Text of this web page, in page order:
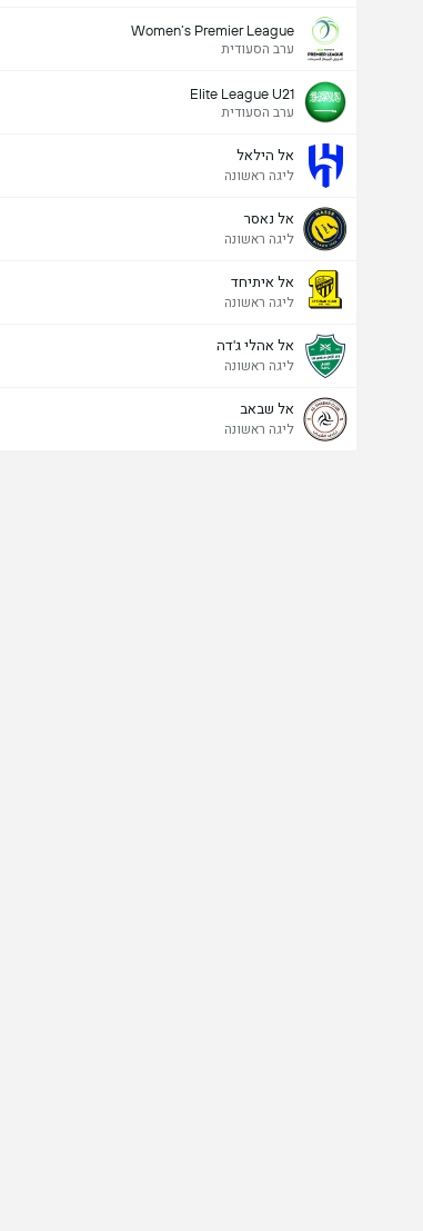
Women’s Premier League
ערב הסעודית
Elite League U21
ערב הסעודית
אל הילאל
ליגה ראשונה
אל נאסר
ליגה ראשונה
אל איתיחד
ליגה ראשונה
אל אהלי ג'דה
ליגה ראשונה
אל שבאב
ליגה ראשונה